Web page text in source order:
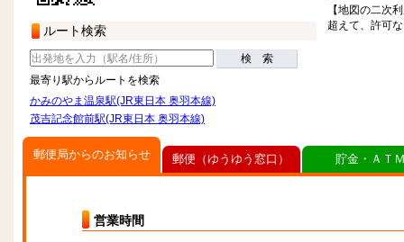
ルート検索
検 索
最寄り駅からルートを検索
かみのやま温泉駅(JR東日本 奥羽本線)
茂吉記念館前駅(JR東日本 奥羽本線)
【地図の二次
超えて、許可
郵便局からのお知らせ
営業時間
郵便（ゆうゆう窓口） 貯金・ＡＴ